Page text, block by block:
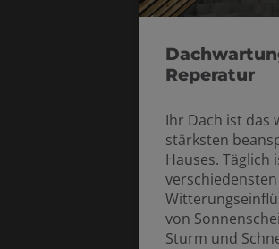
Reperatur
Ihr Dach ist das
stärksten
Hauses. Täglich
verschiedensten
von
Sturm und